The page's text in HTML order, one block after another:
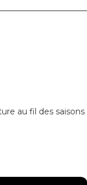
au fil des saisons